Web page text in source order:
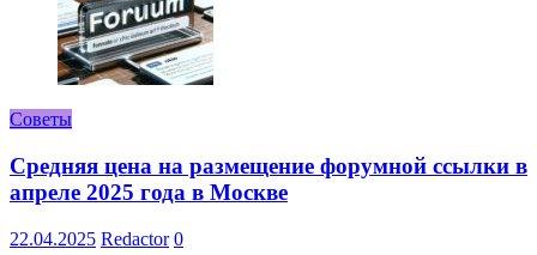
Советы
Средняя цена на размещение форумной ссылки в
апреле 2025 года в Москве
22.04.2025 Redactor 0